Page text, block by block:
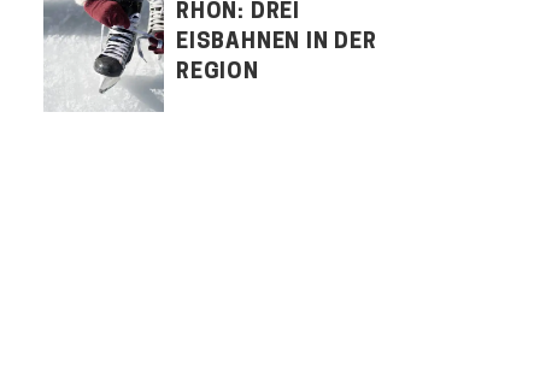
RHÖN: DREI
EISBAHNEN IN DER
REGION